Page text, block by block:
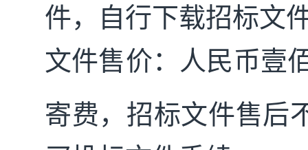
件，自行下载招标文
文件售价：人民币壹
寄费，招标文件售后